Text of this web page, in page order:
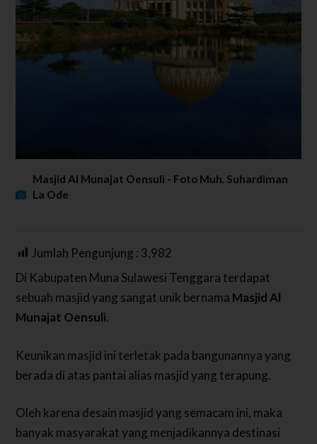
Masjid Al Munajat Oensuli - Foto Muh. Suhardiman
La Ode
Jumlah Pengunjung : 3,982
Di Kabupaten Muna Sulawesi Tenggara terdapat
sebuah masjid yang sangat unik bernama Masjid Al
Munajat Oensuli.
Keunikan masjid ini terletak pada bangunannya yang
berada di atas pantai alias masjid yang terapung.
Oleh karena desain masjid yang semacam ini, maka
banyak masyarakat yang menjadikannya destinasi